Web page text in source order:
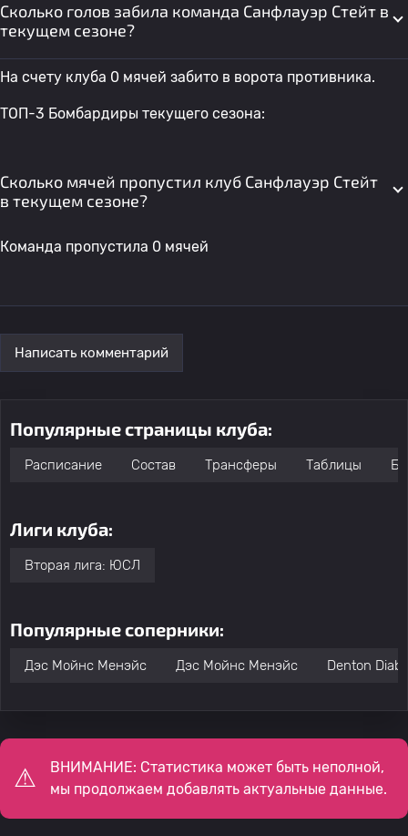
Сколько голов забила команда Санфлауэр Стейт в
текущем сезоне?
На счету клуба 0 мячей забито в ворота противника.
ТОП-3 Бомбардиры текущего сезона:
Сколько мячей пропустил клуб Санфлауэр Стейт
в текущем сезоне?
Команда пропустила 0 мячей
Написать комментарий
Популярные страницы клуба:
Расписание Состав Трансферы Таблицы
Лиги клуба:
Вторая лига: ЮСЛ
Популярные соперники:
Дэс Мойнс Менэйс Дэс Мойнс Менэйс Denton
ВНИМАНИЕ: Статистика может быть неполной,
мы продолжаем добавлять актуальные данные.